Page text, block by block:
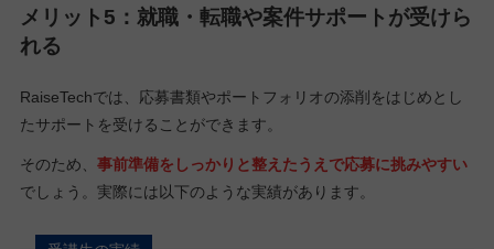
メリット5：就職・転職や案件サポートが受けら
れる
RaiseTechでは、応募書類やポートフォリオの添削をはじめとし
たサポートを受けることができます。
そのため、 事前準備をしっかりと整えたうえで応募に挑みやすい
でしょう。実際には以下のような実績があります。